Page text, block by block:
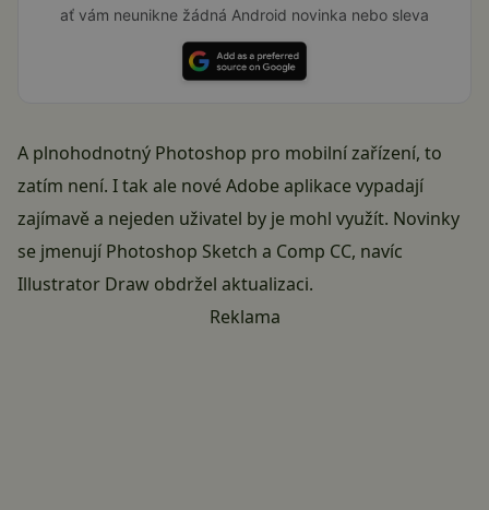
ať vám neunikne žádná Android novinka nebo sleva
A plnohodnotný Photoshop pro mobilní zařízení, to
zatím není. I tak ale nové Adobe aplikace vypadají
zajímavě a nejeden uživatel by je mohl využít. Novinky
se jmenují Photoshop Sketch a Comp CC, navíc
Illustrator Draw obdržel aktualizaci.
Reklama